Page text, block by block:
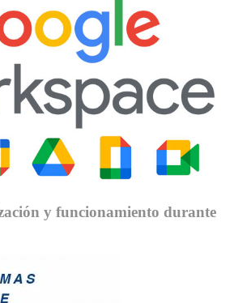
y funcionamiento durante